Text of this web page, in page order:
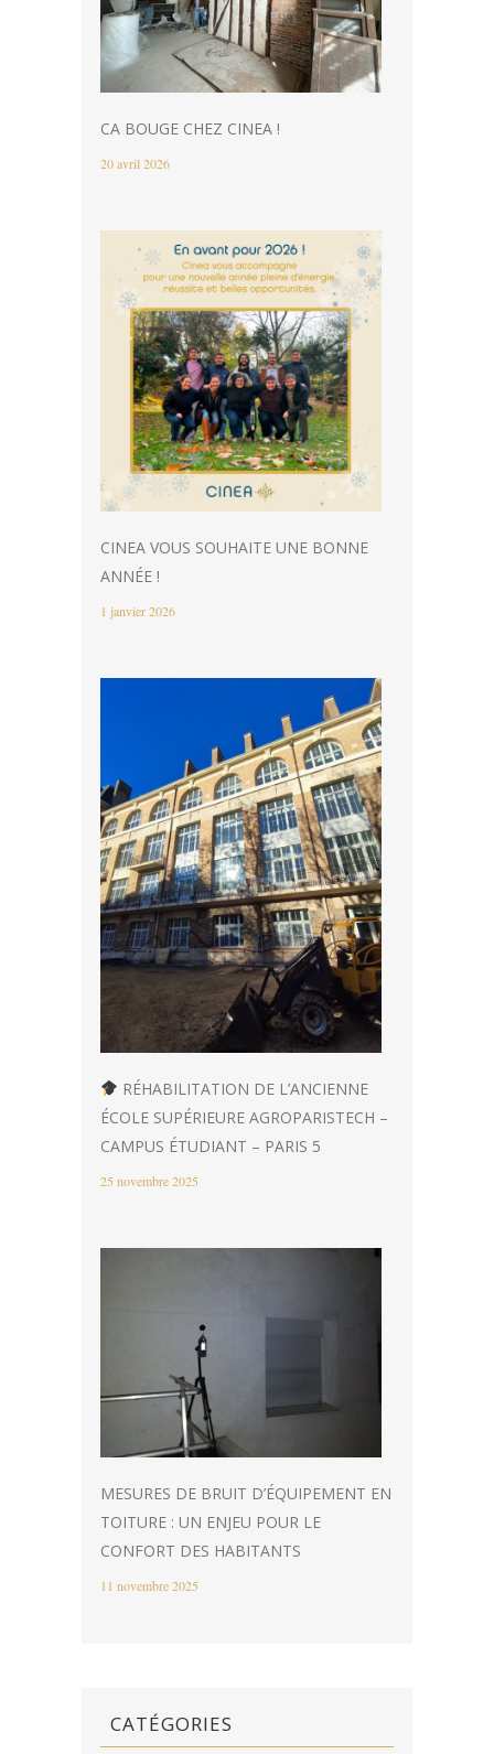
CA BOUGE CHEZ CINEA !
20 avril 2026
CINEA VOUS SOUHAITE UNE BONNE
ANNÉE !
1 janvier 2026
RÉHABILITATION DE L’ANCIENNE
ÉCOLE SUPÉRIEURE AGROPARISTECH –
CAMPUS ÉTUDIANT – PARIS 5
25 novembre 2025
MESURES DE BRUIT D’ÉQUIPEMENT EN
TOITURE : UN ENJEU POUR LE
CONFORT DES HABITANTS
11 novembre 2025
CATÉGORIES